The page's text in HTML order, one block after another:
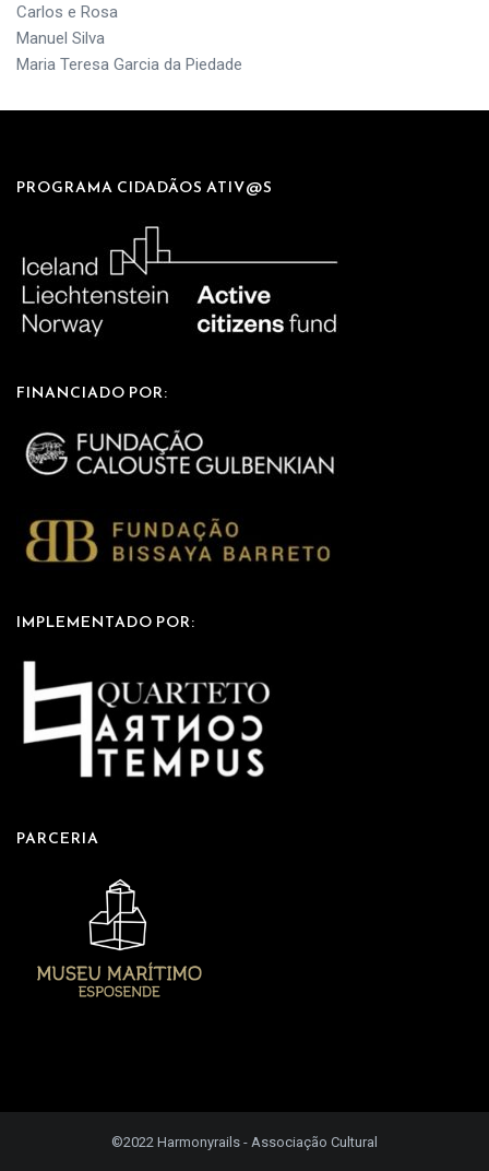
Carlos e Rosa
Manuel Silva
Maria Teresa Garcia da Piedade
PROGRAMA CIDADÃOS ATIV@S
FINANCIADO POR:
IMPLEMENTADO POR:
PARCERIA
©2022 Harmonyrails - Associação Cultural